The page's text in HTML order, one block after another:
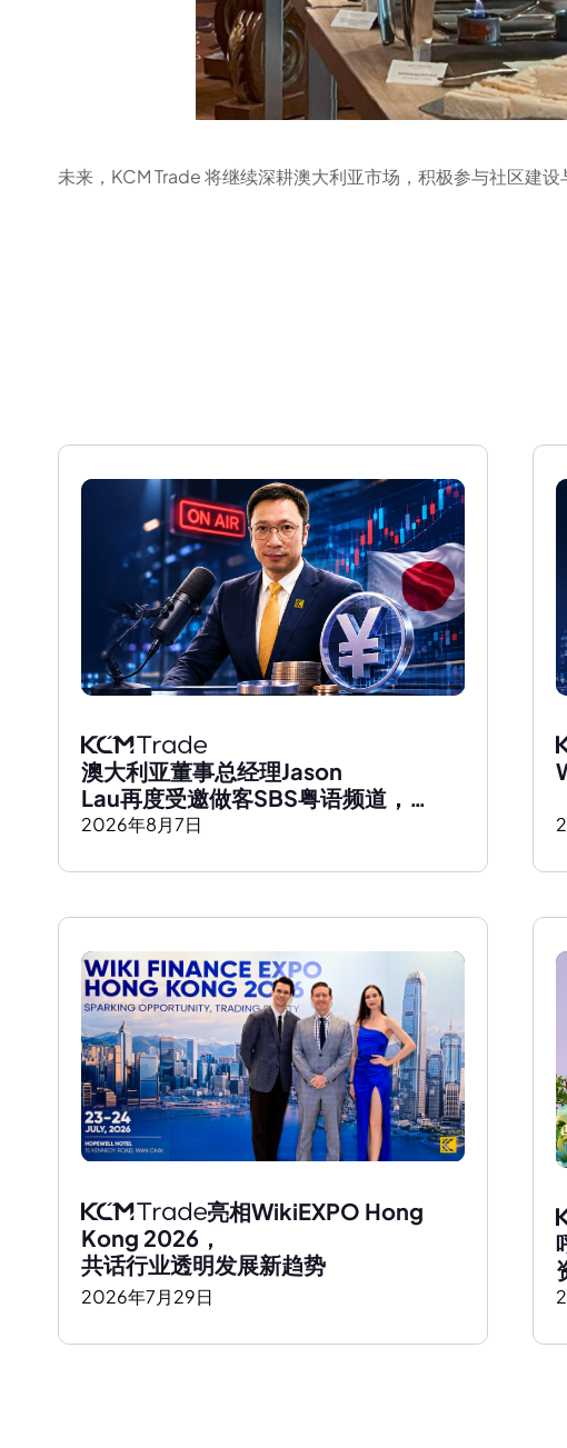
未来，KCM Trade 将继续深耕澳大利亚市场，积极参与社区建
澳大利亚董事总经理Jason
Lau再度受邀做客SBS粤语频道，
深度解析日元走势及全球市场影响
2026年8月7日
亮相WikiEXPO Hong
Kong 2026，
共话行业透明发展新趋势
2026年7月29日